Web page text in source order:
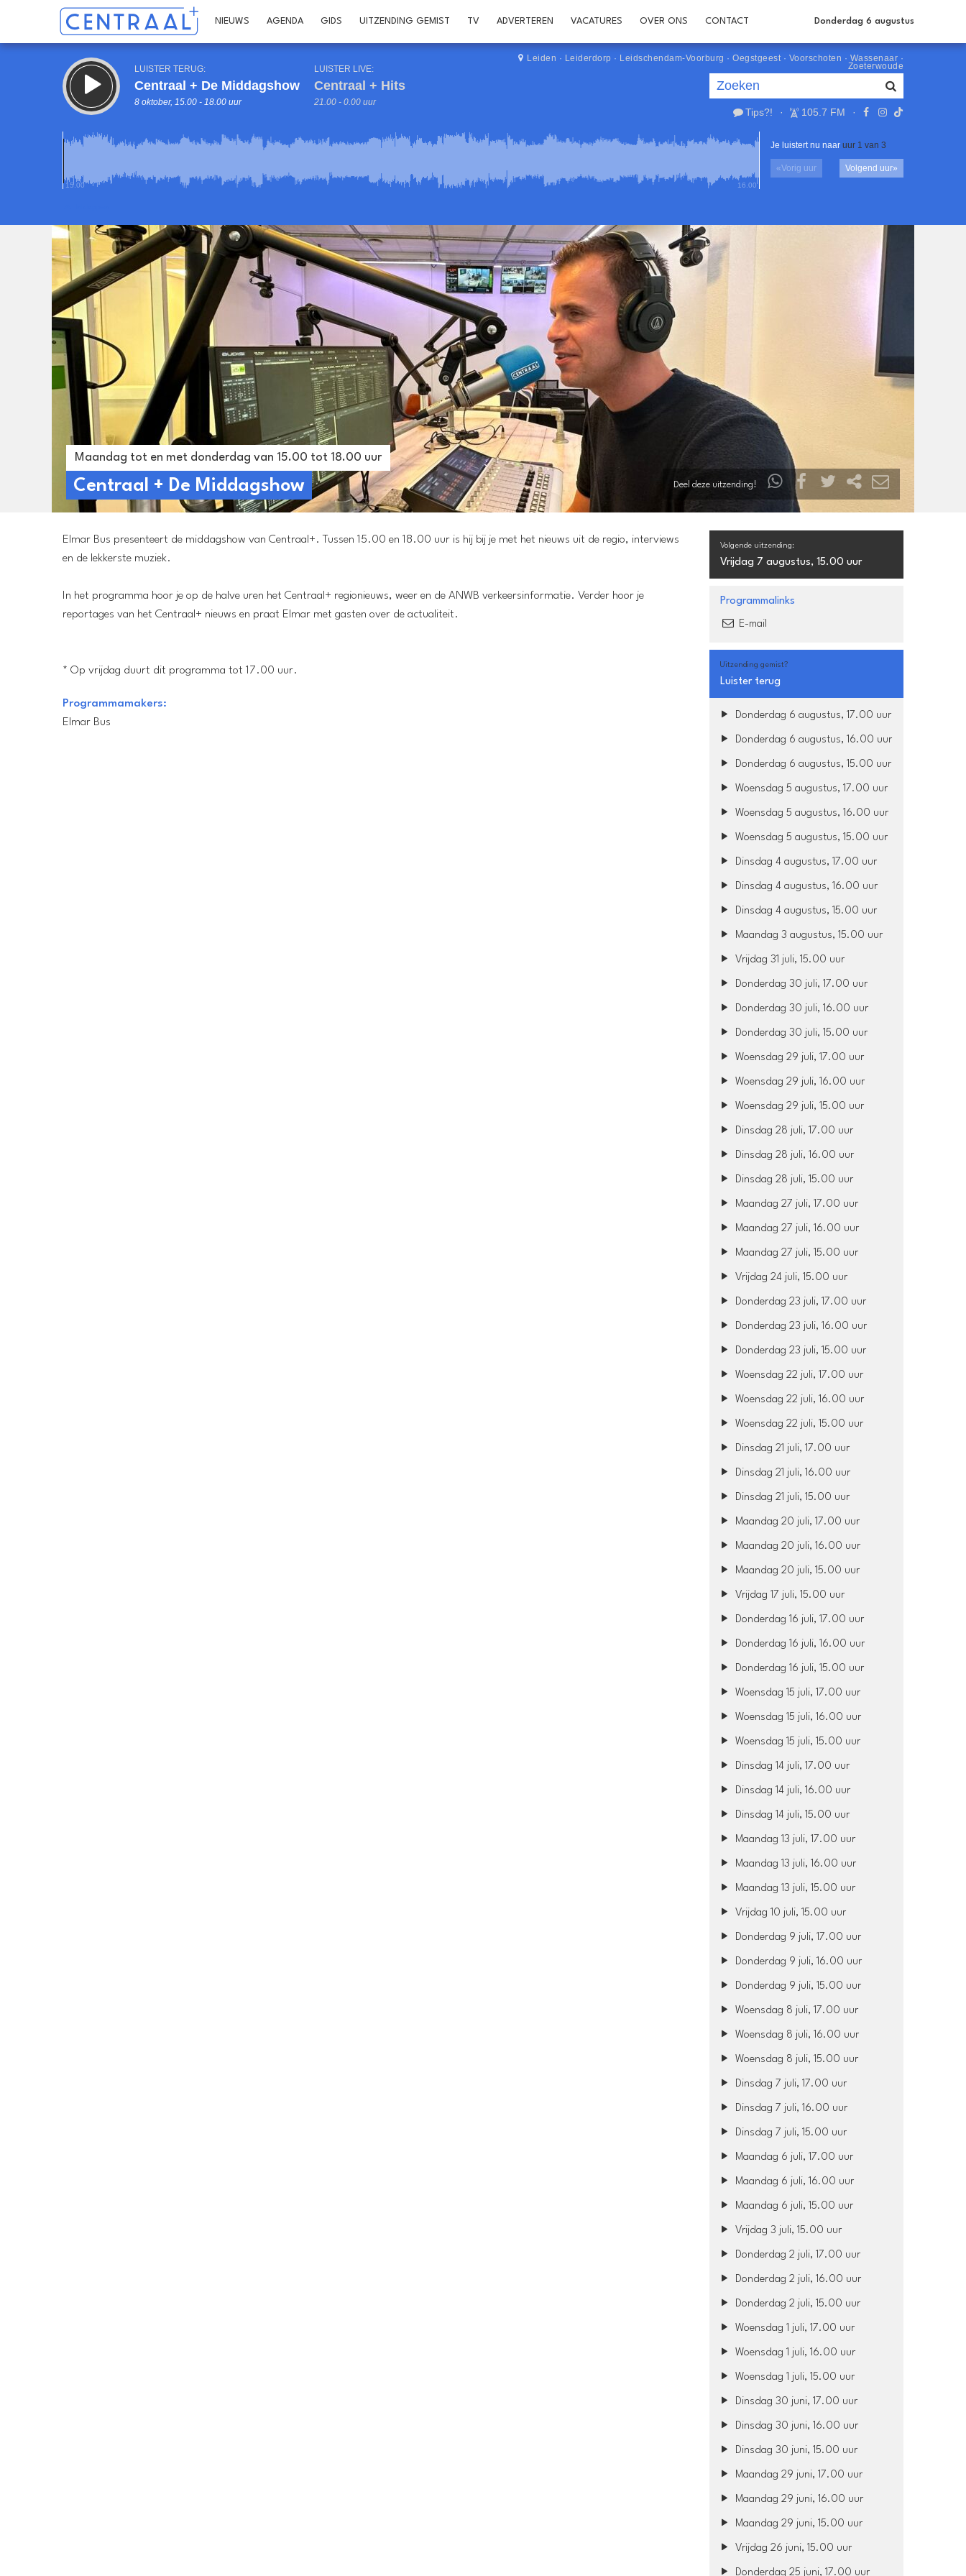
NIEUWS AGENDA GIDS UITZENDING GEMIST TV ADVERTEREN VACATURES OVER ONS CONTACT Donderdag 6 augustus
LUISTER TERUG:
Centraal + De Middagshow
8 oktober, 15.00 - 18.00 uur
LUISTER LIVE:
Centraal + Hits
21.00 - 0.00 uur
Leiden · Leiderdorp · Leidschendam-Voorburg · Oegstgeest· Voorschoten · Wassenaar ·
Zoeterwoude
Tips?! · 105.7 FM ·
15.00 16.00
Je luistert nu naar uur 1 van 3
«Vorig uur Volgend uur»
Maandag tot en met donderdag van 15.00 tot 18.00 uur
Centraal + De Middagshow Deel deze uitzending!
Elmar Bus presenteert de middagshow van Centraal+. Tussen 15.00 en 18.00 uur is hij bij je met het nieuws uit de regio, interviews
en de lekkerste muziek.
In het programma hoor je op de halve uren het Centraal+ regionieuws, weer en de ANWB verkeersinformatie. Verder hoor je
reportages van het Centraal+ nieuws en praat Elmar met gasten over de actualiteit.
* Op vrijdag duurt dit programma tot 17.00 uur.
Programmamakers:
Elmar Bus
Volgende uitzending:
Vrijdag 7 augustus, 15.00 uur
Programmalinks
E-mail
Uitzending gemist?
Luister terug
Donderdag 6 augustus, 17.00 uur
Donderdag 6 augustus, 16.00 uur
Donderdag 6 augustus, 15.00 uur
Woensdag 5 augustus, 17.00 uur
Woensdag 5 augustus, 16.00 uur
Woensdag 5 augustus, 15.00 uur
Dinsdag 4 augustus, 17.00 uur
Dinsdag 4 augustus, 16.00 uur
Dinsdag 4 augustus, 15.00 uur
Maandag 3 augustus, 15.00 uur
Vrijdag 31 juli, 15.00 uur
Donderdag 30 juli, 17.00 uur
Donderdag 30 juli, 16.00 uur
Donderdag 30 juli, 15.00 uur
Woensdag 29 juli, 17.00 uur
Woensdag 29 juli, 16.00 uur
Woensdag 29 juli, 15.00 uur
Dinsdag 28 juli, 17.00 uur
Dinsdag 28 juli, 16.00 uur
Dinsdag 28 juli, 15.00 uur
Maandag 27 juli, 17.00 uur
Maandag 27 juli, 16.00 uur
Maandag 27 juli, 15.00 uur
Vrijdag 24 juli, 15.00 uur
Donderdag 23 juli, 17.00 uur
Donderdag 23 juli, 16.00 uur
Donderdag 23 juli, 15.00 uur
Woensdag 22 juli, 17.00 uur
Woensdag 22 juli, 16.00 uur
Woensdag 22 juli, 15.00 uur
Dinsdag 21 juli, 17.00 uur
Dinsdag 21 juli, 16.00 uur
Dinsdag 21 juli, 15.00 uur
Maandag 20 juli, 17.00 uur
Maandag 20 juli, 16.00 uur
Maandag 20 juli, 15.00 uur
Vrijdag 17 juli, 15.00 uur
Donderdag 16 juli, 17.00 uur
Donderdag 16 juli, 16.00 uur
Donderdag 16 juli, 15.00 uur
Woensdag 15 juli, 17.00 uur
Woensdag 15 juli, 16.00 uur
Woensdag 15 juli, 15.00 uur
Dinsdag 14 juli, 17.00 uur
Dinsdag 14 juli, 16.00 uur
Dinsdag 14 juli, 15.00 uur
Maandag 13 juli, 17.00 uur
Maandag 13 juli, 16.00 uur
Maandag 13 juli, 15.00 uur
Vrijdag 10 juli, 15.00 uur
Donderdag 9 juli, 17.00 uur
Donderdag 9 juli, 16.00 uur
Donderdag 9 juli, 15.00 uur
Woensdag 8 juli, 17.00 uur
Woensdag 8 juli, 16.00 uur
Woensdag 8 juli, 15.00 uur
Dinsdag 7 juli, 17.00 uur
Dinsdag 7 juli, 16.00 uur
Dinsdag 7 juli, 15.00 uur
Maandag 6 juli, 17.00 uur
Maandag 6 juli, 16.00 uur
Maandag 6 juli, 15.00 uur
Vrijdag 3 juli, 15.00 uur
Donderdag 2 juli, 17.00 uur
Donderdag 2 juli, 16.00 uur
Donderdag 2 juli, 15.00 uur
Woensdag 1 juli, 17.00 uur
Woensdag 1 juli, 16.00 uur
Woensdag 1 juli, 15.00 uur
Dinsdag 30 juni, 17.00 uur
Dinsdag 30 juni, 16.00 uur
Dinsdag 30 juni, 15.00 uur
Maandag 29 juni, 17.00 uur
Maandag 29 juni, 16.00 uur
Maandag 29 juni, 15.00 uur
Vrijdag 26 juni, 15.00 uur
Donderdag 25 juni, 17.00 uur